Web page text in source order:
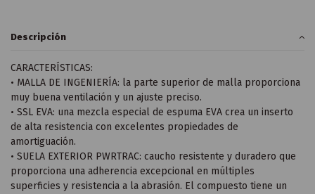
Descripción
CARACTERÍSTICAS:
• MALLA DE INGENIERÍA: la parte superior de malla proporciona
muy buena ventilación y un ajuste preciso.
• SSL EVA: una mezcla especial de espuma EVA crea un inserto
de alta resistencia con excelentes propiedades de
amortiguación.
• SUELA EXTERIOR PWRTRAC: caucho resistente y duradero que
proporciona una adherencia excepcional en múltiples
superficies y resistencia a la abrasión. El compuesto tiene un